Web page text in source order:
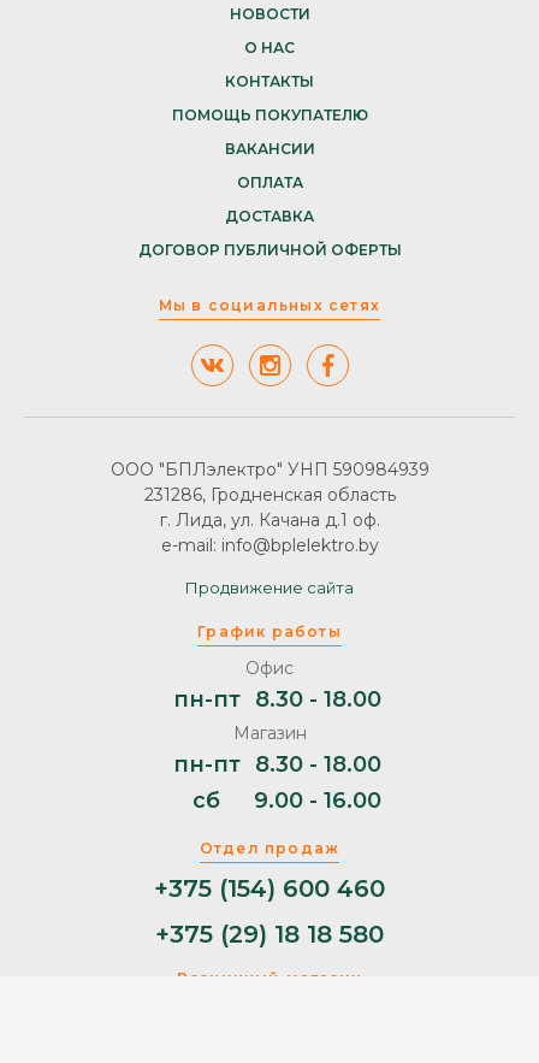
НОВОСТИ
О НАС
КОНТАКТЫ
ПОМОЩЬ ПОКУПАТЕЛЮ
ВАКАНСИИ
ОПЛАТА
ДОСТАВКА
ДОГОВОР ПУБЛИЧНОЙ ОФЕРТЫ
Мы в социальных сетях
Отдел продаж
+375 (154) 600 460
+375 (29) 18 18 580
Розничный магазин
График работы
Офис
пн-пт 8.30 - 18.00
Магазин
пн-пт
8.30 - 18.00
сб
9.00 - 16.00
ООО "БПЛэлектро" УНП 590984939
231286, Гродненская область
г. Лида, ул. Качана д.1 оф.
e-mail: info@bplelektro.by
Продвижение сайта